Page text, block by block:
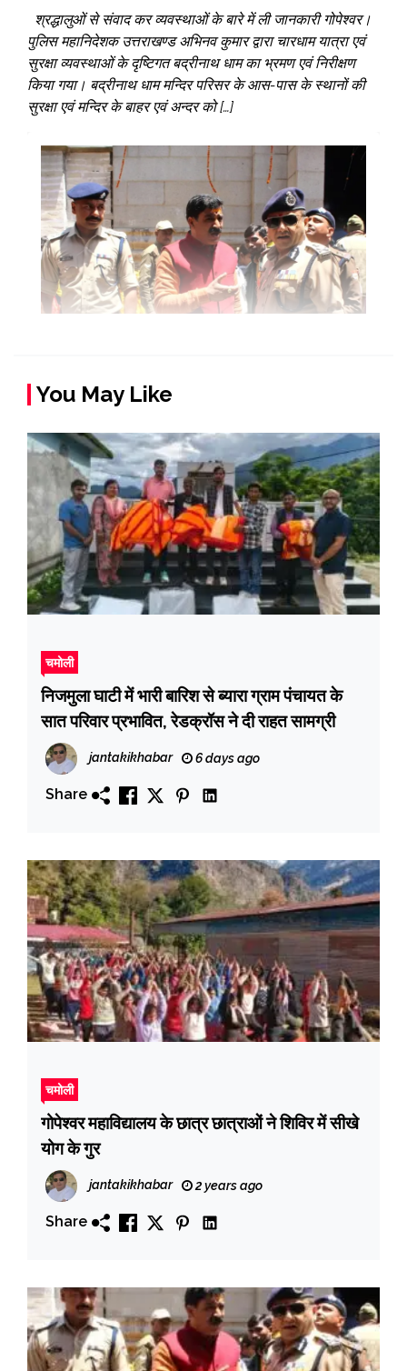
श्रद्धालुओं से संवाद कर व्यवस्थाओं के बारे में ली जानकारी गोपेश्वर।
पुलिस महानिदेशक उत्तराखण्ड अभिनव कुमार द्वारा चारधाम यात्रा एवं
सुरक्षा व्यवस्थाओं के दृष्टिगत बद्रीनाथ धाम का भ्रमण एवं निरीक्षण
किया गया। बद्रीनाथ धाम मन्दिर परिसर के आस-पास के स्थानों की
सुरक्षा एवं मन्दिर के बाहर एवं अन्दर को […]
You May Like
चमोली
निजमुला घाटी में भारी बारिश से ब्यारा ग्राम पंचायत के
सात परिवार प्रभावित, रेडक्रॉस ने दी राहत सामग्री
jantakikhabar 6 days ago
Share
चमोली
गोपेश्वर महाविद्यालय के छात्र छात्राओं ने शिविर में सीखे
योग के गुर
jantakikhabar 2 years ago
Share